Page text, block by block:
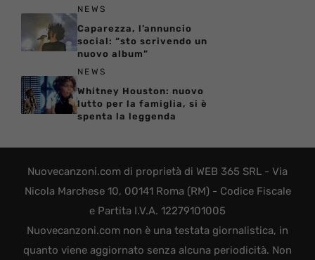
NEWS
Caparezza, l’annuncio
social: “sto scrivendo un
nuovo album”
NEWS
Whitney Houston: nuovo
lutto per la famiglia, si è
spenta la leggenda
Nuovecanzoni.com di proprietà di WEB 365 SRL - Via
Nicola Marchese 10, 00141 Roma (RM) - Codice Fiscale
e Partita I.V.A. 12279101005
Nuovecanzoni.com non è una testata giornalistica, in
quanto viene aggiornato senza alcuna periodicità. Non